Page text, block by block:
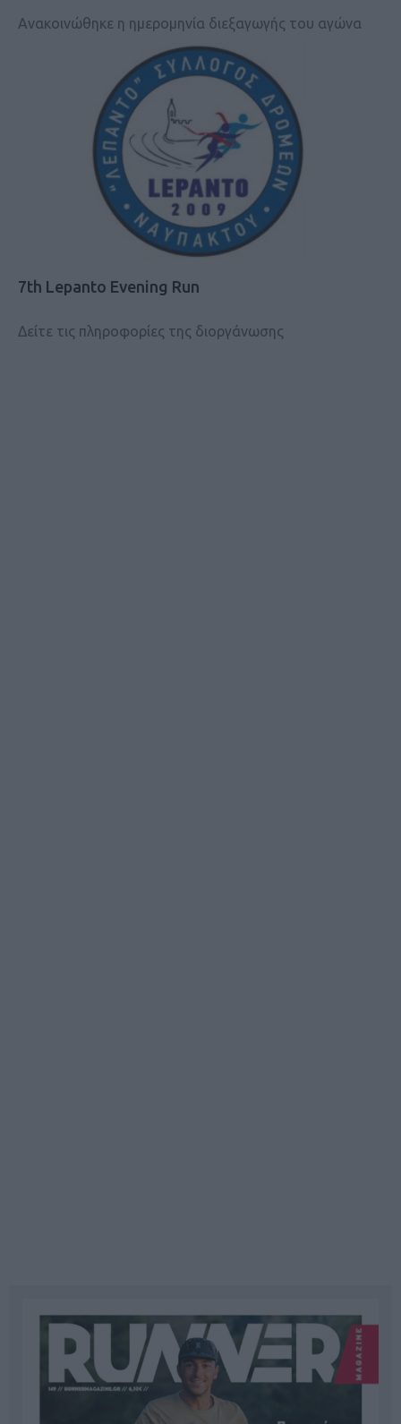
Ανακοινώθηκε η ημερομηνία διεξαγωγής του αγώνα
7th Lepanto Evening Run
Δείτε τις πληροφορίες της διοργάνωσης